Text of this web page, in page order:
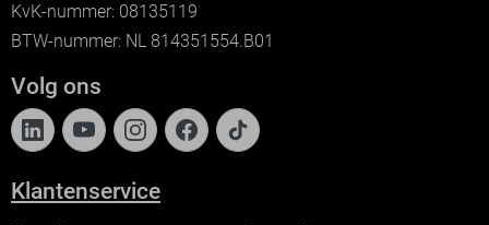
KvK-nummer: 08135119
BTW-nummer: NL 814351554.B01
Volg ons
Klantenservice